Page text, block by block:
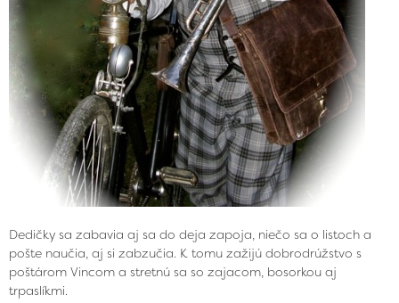
Dedičky sa zabavia aj sa do deja zapoja, niečo sa o listoch a
pošte naučia, aj si zabzučia. K tomu zažijú dobrodrúžstvo s
poštárom Vincom a stretnú sa so zajacom, bosorkou aj
trpaslíkmi.